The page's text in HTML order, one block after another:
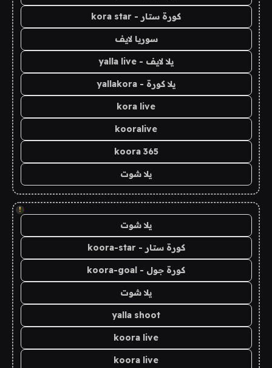
كورة ستار - kora star
سوريا لايف
يلا لايف - yalla live
يلا كورة - yallakora
kora live
kooralive
koora 365
يلا شوت
!
يلا شوت
كورة ستار - koora-star
كورة جول - koora-goal
يلا شوت
yalla shoot
koora live
koora live